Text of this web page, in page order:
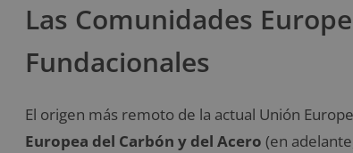
Las Comunidades
Fundacionales
El origen más remoto de la actual Unión
Europea del Carbón y del Acero (en